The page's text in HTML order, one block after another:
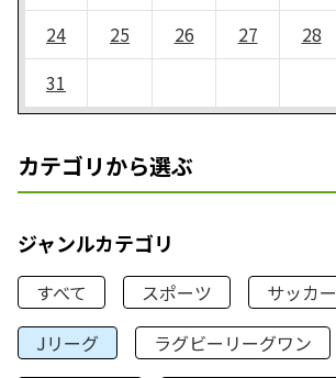
24
25 26 27 28
31
カテゴリから選ぶ
ジャンルカテゴリ
すべて スポーツ
サッカー
Jリーグ
ラグビーリーグワン